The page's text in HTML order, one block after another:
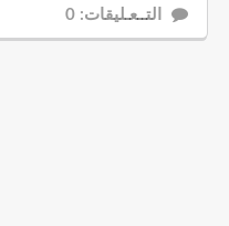
التــعـليقات: 0